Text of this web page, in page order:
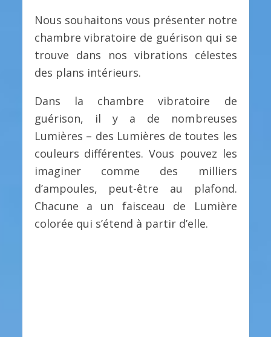
Nous souhaitons vous présenter notre
chambre vibratoire de guérison qui se
trouve dans nos vibrations célestes
des plans intérieurs.
Dans la chambre vibratoire de
guérison, il y a de nombreuses
Lumières – des Lumières de toutes les
couleurs différentes. Vous pouvez les
imaginer comme des milliers
d’ampoules, peut-être au plafond.
Chacune a un faisceau de Lumière
colorée qui s’étend à partir d’elle.